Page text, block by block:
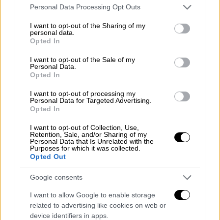
Please note that this website/app uses one or more Google
not limited to your visit or usage behaviour. You may click to
grant or deny consent to Google and its third-party tags to
use your data for below specified purposes in below Google
consent section.
Personal Data Processing Opt Outs
I want to opt-out of the Sharing of my
personal data.
Opted In
I want to opt-out of the Sale of my
Personal Data.
Opted In
I want to opt-out of processing my
Personal Data for Targeted Advertising.
Opted In
I want to opt-out of Collection, Use,
Retention, Sale, and/or Sharing of my
Personal Data that Is Unrelated with the
Purposes for which it was collected.
Opted Out
Google consents
I want to allow Google to enable storage
related to advertising like cookies on web or
device identifiers in apps.
Να επέμβει ο εισαγγελέας λέει η
ΠΟΕΔΗΝ
Από την μεριά της η ΠΟΕΔΗΝ ζητά να
παρέμβει ο εισαγγελέας για το θάνατο της
άτυχης παράνομης αποκλειστικής, καθώς το
παράνομη πράξη», αφού οι νόμιμοι
αποκλειστικοί δεν έχουν καμία υπηρεσιακή
ιδιότητα στο Νοσοκομείο. «Η εγκύκλιος
Πολάκη ορίζει τη φύλαξη του Νοσοκομείου
και το Νοσηλευτικό ως υπεύθυνους για τον
εντοπισμό των παράνομων αποκλειστικών.
Φυσικά εμείς διαφωνούμε με την εγκύκλιο
στο σκέλος που ανατίθεται ο έλεγχος στο
Νοσηλευτικό προσωπικό καθ’ ότι δεν είναι
στα καθήκοντά του», αναφέρει